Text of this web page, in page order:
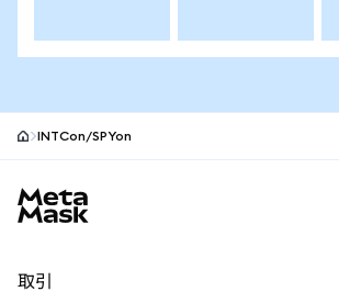
INTCon/SPYon
取引